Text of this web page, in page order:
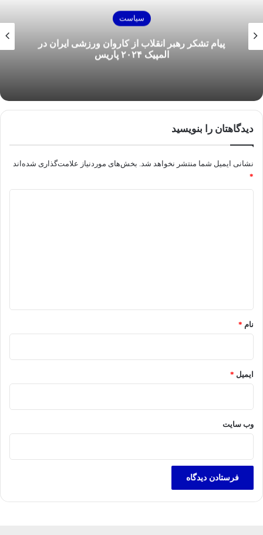
سیاست
پیام تشکر رهبر انقلاب از کاروان ورزشی ایران در
المپیک ۲۰۲۴ پاریس
دیدگاهتان را بنویسید
نشانی ایمیل شما منتشر نخواهد شد. بخش‌های موردنیاز علامت‌گذاری شده‌اند
*
نام *
ایمیل *
وب‌ سایت